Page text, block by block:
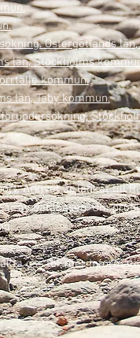
Östergötlands
län, Stockholms
kommun.
län, Täby kommun.
Arkivet är länkat till
av databasen. Om
oss för mer